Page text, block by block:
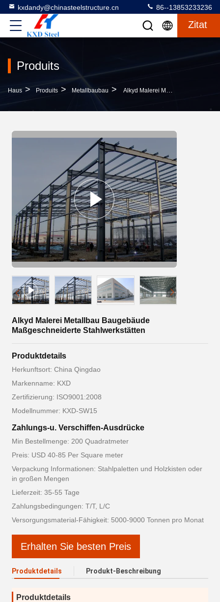
kxdandy@chinasteelstructure.cn 86--13853233236
Zitat
Produits
Haus > Produits > Metallbaubau > Alkyd Malerei Metallbau Baugebäude Maßgeschneiderte Stahlwerkstätten
Alkyd Malerei Metallbau Baugebäude
Maßgeschneiderte Stahlwerkstätten
Produktdetails
Herkunftsort: China Qingdao
Markenname: KXD
Zertifizierung: ISO9001:2008
Modellnummer: KXD-SW15
Zahlungs-u. Verschiffen-Ausdrücke
Min Bestellmenge: 200 Quadratmeter
Preis: USD 40-85 Per Square meter
Verpackung Informationen: Stahlpaletten und Holzkisten oder
in großen Mengen
Lieferzeit: 35-55 Tage
Zahlungsbedingungen: T/T, L/C
Versorgungsmaterial-Fähigkeit: 5000-9000 Tonnen pro Monat
Erhalten Sie besten Preis
Produktdetails Produkt-Beschreibung
Produktdetails